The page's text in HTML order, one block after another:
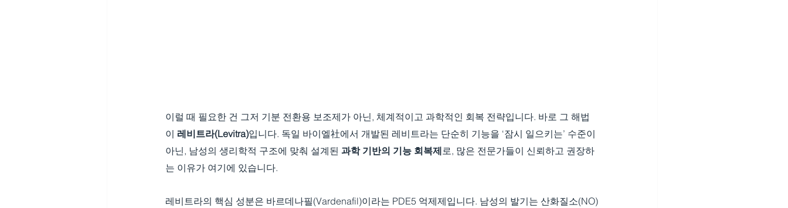
이럴 때 필요한 건 그저 기분 전환용 보조제가 아닌, 체계적이고 과학적인 회복 전략입니다. 바로 그 해법
이 레비트라(Levitra)입니다. 독일 바이엘社에서 개발된 레비트라는 단순히 기능을 ‘잠시 일으키는’ 수준이
아닌, 남성의 생리학적 구조에 맞춰 설계된 과학 기반의 기능 회복제로, 많은 전문가들이 신뢰하고 권장하
는 이유가 여기에 있습니다.
레비트라의 핵심 성분은 바르데나필(Vardenafil)이라는 PDE5 억제제입니다. 남성의 발기는 산화질소(NO)